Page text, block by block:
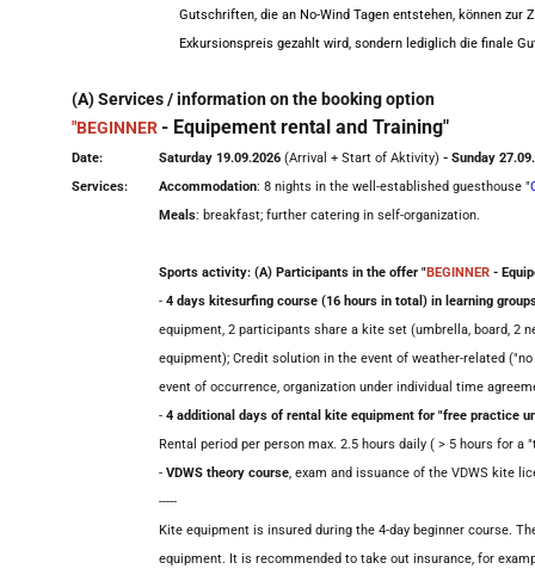
Gutschriften, die an No-Wind Tagen entstehen, können
Exkursionspreis gezahlt wird, sondern lediglich die finale
(A) Services / information on the booking option
"BEGINNER - Equipement rental and Training"
Date: Saturday 19.09.2026 (Arrival + Start of Aktivity) - Sunday
Services:
Accommodation: 8 nights in the well-established guesthouse "
Meals: breakfast; further catering in self-organization.
Sports activity: (A) Participants in the offer "BEGINNER -
- 4 days kitesurfing course (16 hours in total) in learning
equipment, 2 participants share a kite set (umbrella, board, 2
equipment); Credit solution in the event of weather-related
event of occurrence, organization under individual time
- 4 additional days of rental kite equipment for "free practice
Rental period per person max. 2.5 hours daily ( > 5 hours for a
- VDWS theory course, exam and issuance of the VDWS kite
-----
Kite equipment is insured during the 4-day beginner course.
equipment. It is recommended to take out insurance, for